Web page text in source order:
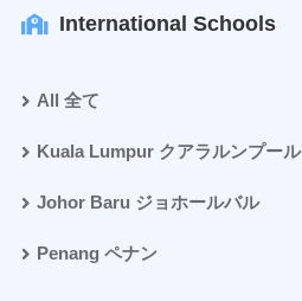
International Schools
All 全て
Kuala Lumpur クアラルンプール
Johor Baru ジョホールバル
Penang ペナン